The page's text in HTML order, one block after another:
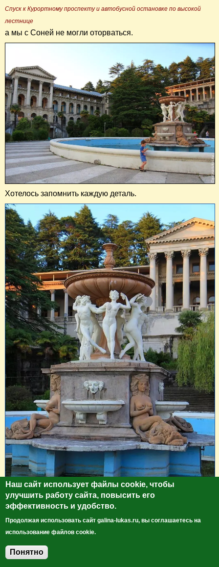
Спуск к Курортному проспекту и автобусной остановке по высокой
лестнице
а мы с Соней не могли оторваться.
Хотелось запомнить каждую деталь.
Спустились к Курортному проспекту. После каждого
Наш сайт использует файлы cookie, чтобы
улучшить работу сайта, повысить его
эффективность и удобство.
Продолжая использовать сайт galina-lukas.ru, вы соглашаетесь на
использование файлов cookie.
Понятно